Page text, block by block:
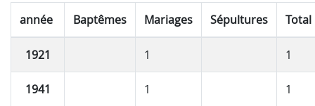
année Baptêmes Mariages Sépultures Total
1921 1 1
1941 1 1